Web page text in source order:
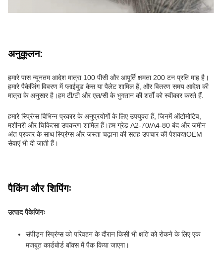
अनुकूलन:
हमारे पास न्यूनतम आदेश मात्रा 100 पीसी और आपूर्ति क्षमता 200 टन प्रति माह है।
हमारे पैकेजिंग विवरण में प्लाईवुड केस या पैलेट शामिल हैं, और वितरण समय आदेश की
मात्रा के अनुसार है।हम टी/टी और एल/सी के भुगतान की शर्तों को स्वीकार करते हैं.
हमारे स्प्रिंग्स विभिन्न प्रकार के अनुप्रयोगों के लिए उपयुक्त हैं, जिनमें ऑटोमोटिव,
मशीनरी और चिकित्सा उपकरण शामिल हैं।हम ग्रेड A2-70/A4-80 बंद और जमीन
अंत प्रकार के साथ स्प्रिंग्स और जस्ता चढ़ाना की सतह उपचार की पेशकशOEM
सेवाएं भी दी जाती हैं।
पैकिंग और शिपिंगः
उत्पाद पैकेजिंगः
संपीड़न स्प्रिंग्स को परिवहन के दौरान किसी भी क्षति को रोकने के लिए एक
मजबूत कार्डबोर्ड बॉक्स में पैक किया जाएगा।